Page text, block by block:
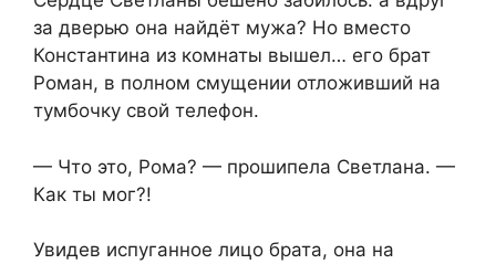
за дверью она найдёт мужа? Но вместо
Константина из комнаты вышел… его брат
Роман, в полном смущении отложивший на
тумбочку свой телефон.
— Что это, Рома? — прошипела Светлана. —
Как ты мог?!
Увидев испуганное лицо брата, она на